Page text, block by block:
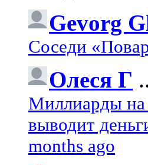
Gevorg
Соседи
Олеся Г
Миллиарды на
выводит
months ago